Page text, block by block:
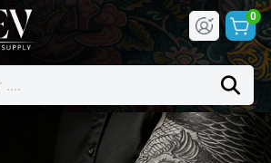
0